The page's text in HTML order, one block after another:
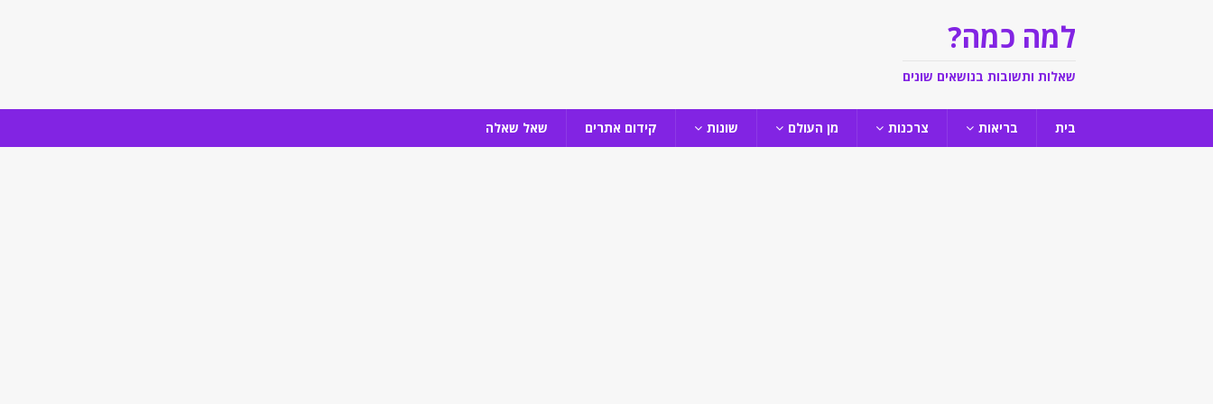
למה כמה?
שאלות ותשובות בנושאים שונים
בית בריאות צרכנות מן העולם שונות קידום אתרים שאל שאלה